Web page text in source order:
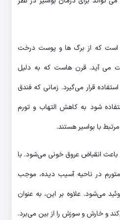
که از برگ ها و پوست درخت
می آید. قرن هاست که به دلیل
قرار می‌گیرد. زمانی که فندق
شود به کاهش التهاب و تورم
با بواسیر هستند.
انقباض عروق خونی می‌شود. با
در ناحیه آسیب دیده، موجب
می‌شود. علاوه بر این، به عنوان
و خارش و سوزش را از بین می‌برد.